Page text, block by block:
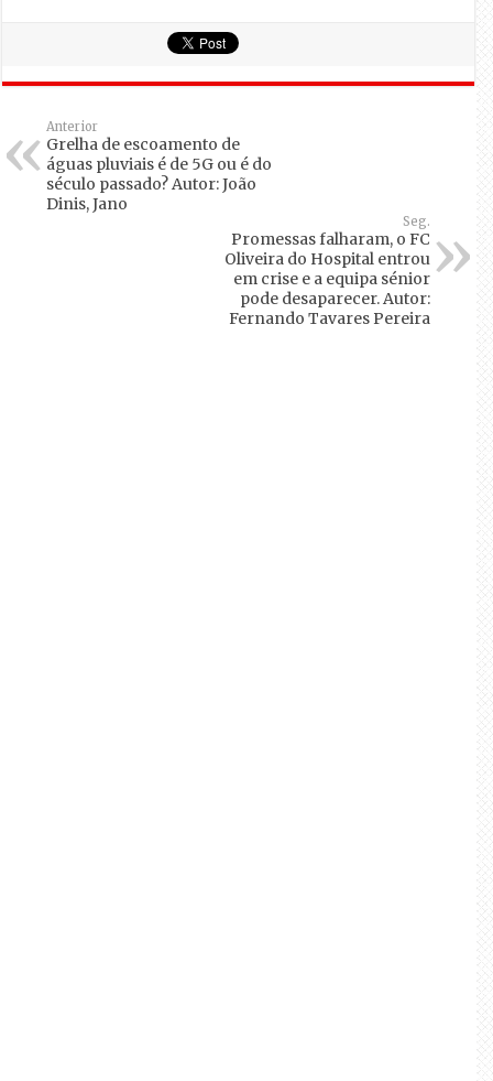
Anterior
Grelha de escoamento de
águas pluviais é de 5G ou é do
século passado? Autor: João
Dinis, Jano
Seg.
Promessas falharam, o FC
Oliveira do Hospital entrou
em crise e a equipa sénior
pode desaparecer. Autor:
Fernando Tavares Pereira